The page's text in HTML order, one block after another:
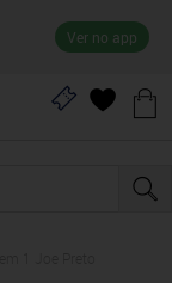
Ver no app